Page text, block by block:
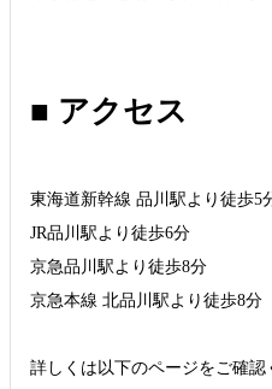
■ アクセス
東海道新幹線 品川駅より徒歩5
JR品川駅より徒歩6分
京急品川駅より徒歩8分
京急本線 北品川駅より徒歩8分
詳しくは以下のページをご確認